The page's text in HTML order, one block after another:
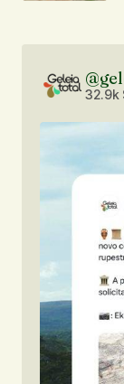
32.9k